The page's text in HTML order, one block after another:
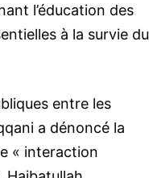
l’éducation des
à la survie du
entre les
a dénoncé la
« interaction